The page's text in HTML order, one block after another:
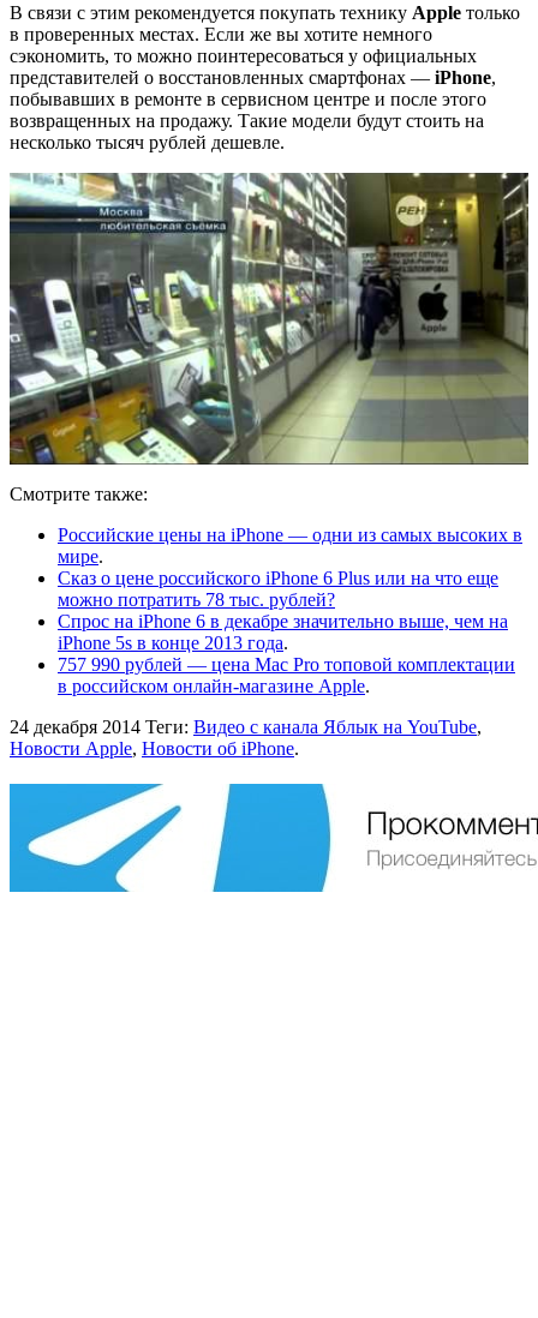
В связи с этим рекомендуется покупать технику Apple только
в проверенных местах. Если же вы хотите немного
сэкономить, то можно поинтересоваться у официальных
представителей о восстановленных смартфонах — iPhone,
побывавших в ремонте в сервисном центре и после этого
возвращенных на продажу. Такие модели будут стоить на
несколько тысяч рублей дешевле.
Смотрите также:
Российские цены на iPhone — одни из самых высоких в
мире.
Сказ о цене российского iPhone 6 Plus или на что еще
можно потратить 78 тыс. рублей?
Спрос на iPhone 6 в декабре значительно выше, чем на
iPhone 5s в конце 2013 года.
757 990 рублей — цена Mac Pro топовой комплектации
в российском онлайн-магазине Apple.
24 декабря 2014 Теги: Видео с канала Яблык на YouTube,
Новости Apple, Новости об iPhone.